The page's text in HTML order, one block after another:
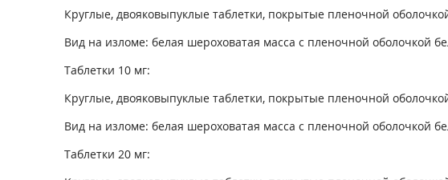
Круглые, двояковыпуклые таблетки, покрытые пленочной
Вид на изломе: белая шероховатая масса с пленочной оболочкой
Таблетки 10 мг:
Круглые, двояковыпуклые таблетки, покрытые пленочной
Вид на изломе: белая шероховатая масса с пленочной оболочкой
Таблетки 20 мг: